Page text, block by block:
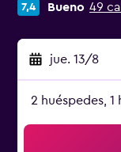
7,4 Bueno 49
jue. 13/8
2 huéspedes, 1